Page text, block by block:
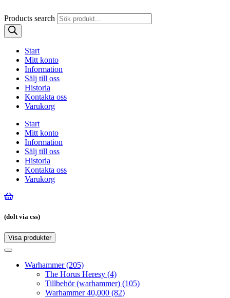
Products search
Start
Mitt konto
Information
Sälj till oss
Historia
Kontakta oss
Varukorg
Start
Mitt konto
Information
Sälj till oss
Historia
Kontakta oss
Varukorg
(dolt via css)
Visa produkter
Toggle
Toggle
navigationWarhammer(205)
The Horus Heresy (4)
Tillbehör (warhammer) (105)
Warhammer 40,000 (82)